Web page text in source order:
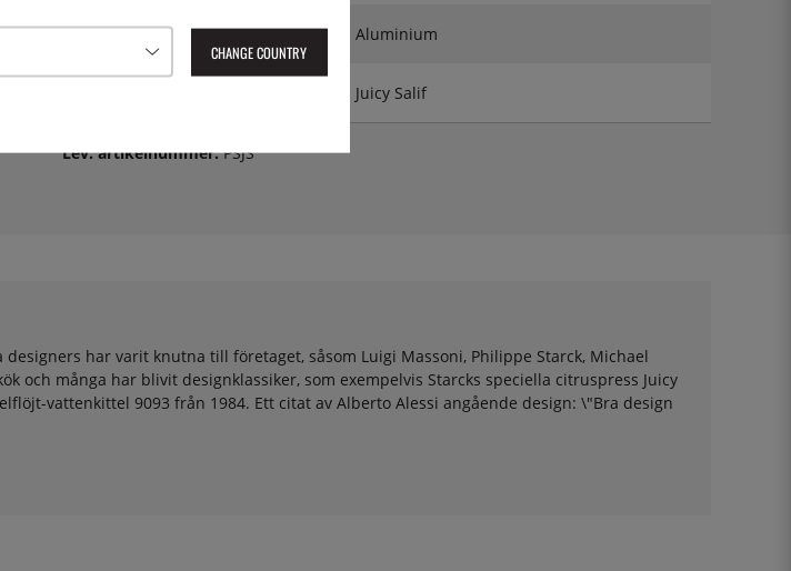
Material: Aluminium
Juicy Salif
Lev. artikelnummer:PSJS
har varit knutna till företaget, såsom Luigi Massoni, Philippe Starck, Michael
och många har blivit designklassiker, som exempelvis Starcks speciella citruspress Juicy
vattenkittel 9093 från 1984. Ett citat av Alberto Alessi angående design: \"Bra design
CHANGE COUNTRY